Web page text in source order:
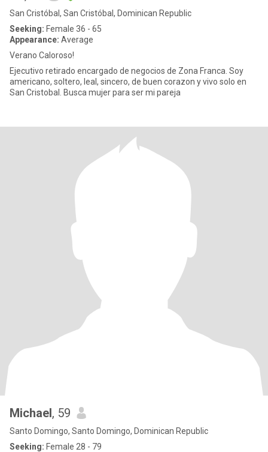
San Cristóbal, San Cristóbal, Dominican Republic
Seeking: Female 36 - 65
Appearance: Average
Verano Caloroso!
Ejecutivo retirado encargado de negocios de Zona Franca. Soy
americano, soltero, leal, sincero, de buen corazon y vivo solo en
San Cristobal. Busca mujer para ser mi pareja
Michael, 59
Santo Domingo, Santo Domingo, Dominican Republic
Seeking: Female 28 - 79